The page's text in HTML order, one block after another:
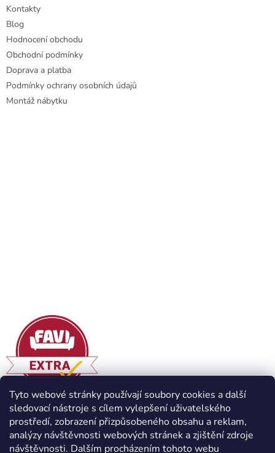
Tyto webové stránky používají soubory cookies a další
sledovací nástroje s cílem vylepšení uživatelského
prostředí, zobrazení přizpůsobeného obsahu a reklam,
analýzy návštěvnosti webových stránek a zjištění zdroje
návštěvnosti. Dalším procházením tohoto webu
Kontakty
Blog
Hodnocení obchodu
Obchodní podmínky
Doprava a platba
Podmínky ochrany osobních údajů
Montáž nábytku